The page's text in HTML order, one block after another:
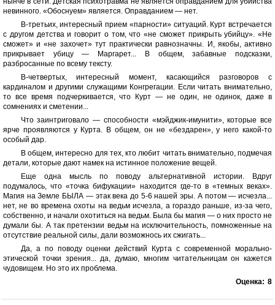
невинного. «Обоснуем» является. Оправданием — нет.
В-третьих, интересный прием «парности» ситуаций. Курт встречается
с другом детства и говорит о том, что «не сможет прикрыть убийцу». «Не
сможет» и «не захочет» тут практически равнозначны. И, якобы, активно
прикрывает убицу — Маргарет... В общем, забавные подсказки,
разбросанные по всему тексту.
В-четвертых, интересный момент, касающийся разговоров с
кардиналом и другими служащими Конгрегации. Если читать внимательно,
то все время подчеркивается, что Курт — не один, не одинок, даже в
сомнениях и сметении...
Что заинтриговало — способности «мэйджик-имунити», которые все
ярче проявляются у Курта. В общем, он не «бездарен», у него какой-то
особый дар.
В общем, интересно для тех, кто любит читать внимательно, подмечая
детали, которые дают намек на истинное положение вещей.
Еще одна мысль по поводу альтернативной истории. Вдруг
подумалось, что «точка бифукации» находится где-то в «темных веках».
Магия на Земле БЫЛА — этак века до 5-6 нашей эры. А потом — исчезла...
нет, не во времена охоты на ведьм исчезла, а гораздо раньше, из-за чего,
собственно, и начали охотиться на ведьм. Была бы магия — о них просто не
думали бы. А так претензии ведьм на исключительность, помноженные на
отсутствие реальной силы, дали возможнось их сжигать...
Да, а по поводу оценки действий Курта с современной морально-
этической точки зрения... да, думаю, многим читательницам он кажется
чудовищем. Но это их проблема.
Оценка: 8